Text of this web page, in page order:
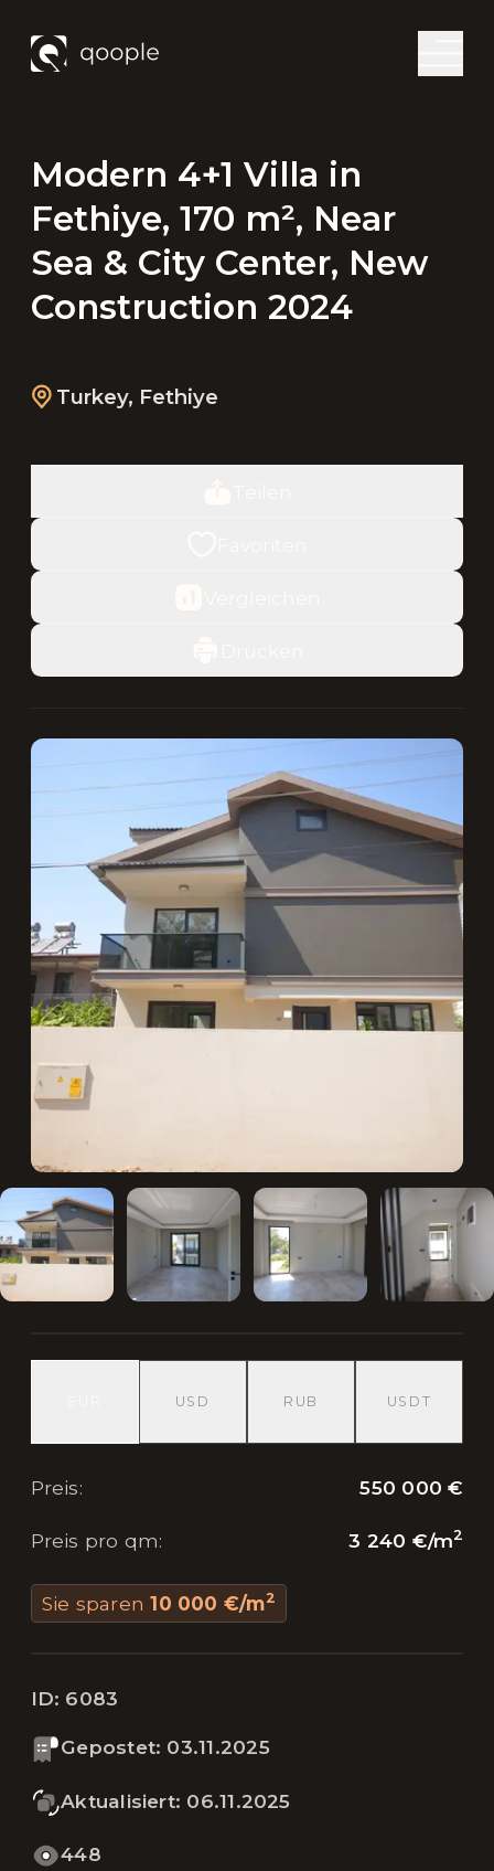
Modern 4+1 Villa in
Fethiye, 170 m², Near
Sea & City Center, New
Construction 2024
Turkey, Fethiye
USD RUB USDT
Preis: 550 000 €
Preis pro qm: 3 240 €/m2
Sie sparen 10 000 €/m2
ID: 6083
Gepostet: 03.11.2025
Aktualisiert: 06.11.2025
448